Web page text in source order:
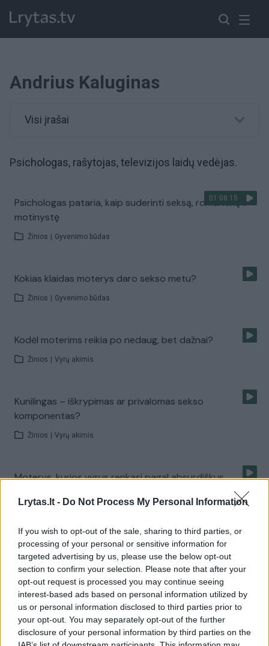
Lrytas.lt - Do Not Process My Personal Information
If you wish to opt-out of the sale, sharing to third parties, or
processing of your personal or sensitive information for
targeted advertising by us, please use the below opt-out
section to confirm your selection. Please note that after your
opt-out request is processed you may continue seeing
interest-based ads based on personal information utilized by
us or personal information disclosed to third parties prior to
your opt-out. You may separately opt-out of the further
disclosure of your personal information by third parties on the
Andrius Kaluginas
Visi įrašai
Psichologas, rašytojas, televizijos laidų vedėjas.
01:08:15
Psichologas pataria, kaip suderinti seksą, romantiką ir
motinystę
Žinios Gyvenimo būdas
Kokias klaidas moterys daro sekso metu?
Žinios Gyvenimo būdas
Kodėl moterims reikia po nedaug, bet dažnai?
Žinios Vyrų akimis
Kunilingas – iškrypimas ar privalomas sekso
komponentas?
Žinios Vyrų akimis
Moterys, kurios vyrus renkasi pagal absurdiškus
Po valdingos moters kauke slepiasi jautri mergaitė
Žinios | Vyrų akimis
Šiuolaikinės amazonės. Kas jos ir kodėl joms nereikia
vyrų?